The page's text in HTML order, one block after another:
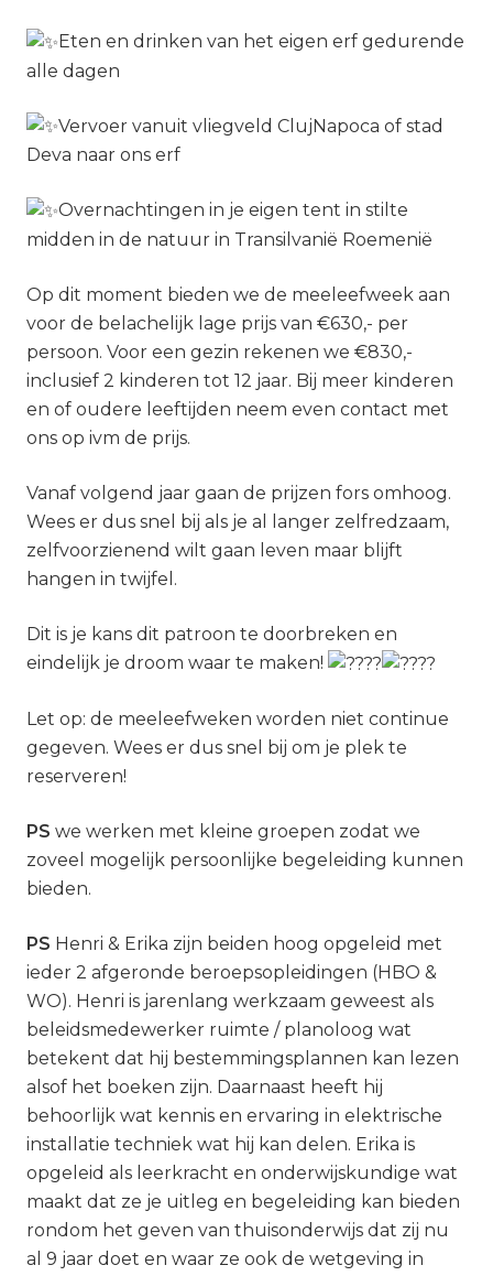
Eten en drinken van het eigen erf gedurende
alle dagen
Vervoer vanuit vliegveld ClujNapoca of stad
Deva naar ons erf
Overnachtingen in je eigen tent in stilte
midden in de natuur in Transilvanië Roemenië
Op dit moment bieden we de meeleefweek aan
voor de belachelijk lage prijs van €630,- per
persoon. Voor een gezin rekenen we €830,-
inclusief 2 kinderen tot 12 jaar. Bij meer kinderen
en of oudere leeftijden neem even contact met
ons op ivm de prijs.
Vanaf volgend jaar gaan de prijzen fors omhoog.
Wees er dus snel bij als je al langer zelfredzaam,
zelfvoorzienend wilt gaan leven maar blijft
hangen in twijfel.
Dit is je kans dit patroon te doorbreken en
eindelijk je droom waar te maken!
Let op: de meeleefweken worden niet continue
gegeven. Wees er dus snel bij om je plek te
reserveren!
PS we werken met kleine groepen zodat we
zoveel mogelijk persoonlijke begeleiding kunnen
bieden.
PS Henri & Erika zijn beiden hoog opgeleid met
ieder 2 afgeronde beroepsopleidingen (HBO &
WO). Henri is jarenlang werkzaam geweest als
beleidsmedewerker ruimte / planoloog wat
betekent dat hij bestemmingsplannen kan lezen
alsof het boeken zijn. Daarnaast heeft hij
behoorlijk wat kennis en ervaring in elektrische
installatie techniek wat hij kan delen. Erika is
opgeleid als leerkracht en onderwijskundige wat
maakt dat ze je uitleg en begeleiding kan bieden
rondom het geven van thuisonderwijs dat zij nu
al 9 jaar doet en waar ze ook de wetgeving in